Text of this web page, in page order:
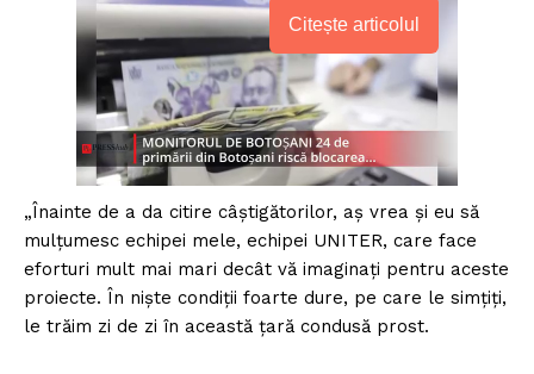
Citește articolul
„Înainte de a da citire câştigătorilor, aş vrea şi eu să
mulţumesc echipei mele, echipei UNITER, care face
eforturi mult mai mari decât vă imaginaţi pentru aceste
proiecte. În nişte condiţii foarte dure, pe care le simţiţi,
le trăim zi de zi în această ţară condusă prost.